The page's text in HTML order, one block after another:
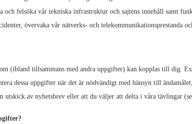
och felsöka vår tekniska infrastruktur och sajtens innehåll samt
övervaka vår nätverks- och telekommunikationsprestanda
(ibland tillsammans med andra uppgifter) kan kopplas till dig.
dessa uppgifter när det är nödvändigt med hänsyn till
utskick av nyhetsbrev eller att du väljer att delta i våra tävlingar (se